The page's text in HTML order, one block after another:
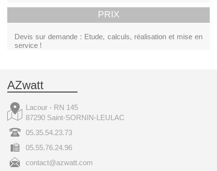
PRIX
Devis sur demande : Etude, calculs, réalisation et mise en
service !
AZwatt
Lacour - RN 145
87290 Saint-SORNIN-LEULAC
05.35.54.23.73
05.55.76.24.96
contact@azwatt.com